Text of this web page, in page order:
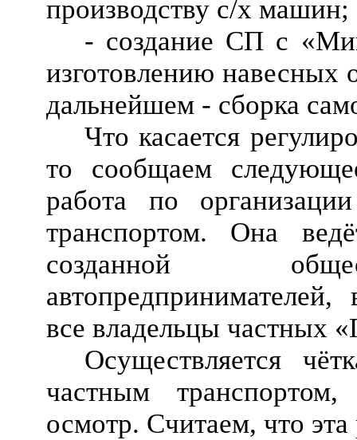
производству с/х машин;
- создание СП с
изготовлению
дальнейшем - сборка
Что касается
то сообщаем
работа по
транспортом. Она
созданной
все владельцы частных
Осуществляется
частным
осмотр. Считаем, что